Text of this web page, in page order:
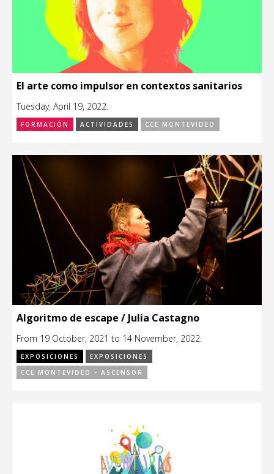
El arte como impulsor en contextos sanitarios
Tuesday, April 19, 2022.
FORMACIÓN ACTIVIDADES CCE MONTEVIDEO
Algoritmo de escape / Julia Castagno
From 19 October, 2021 to 14 November, 2022.
EXPOSICIONES
EXPOSICIONES
CCE MONTEVIDEO - ASCENSOR